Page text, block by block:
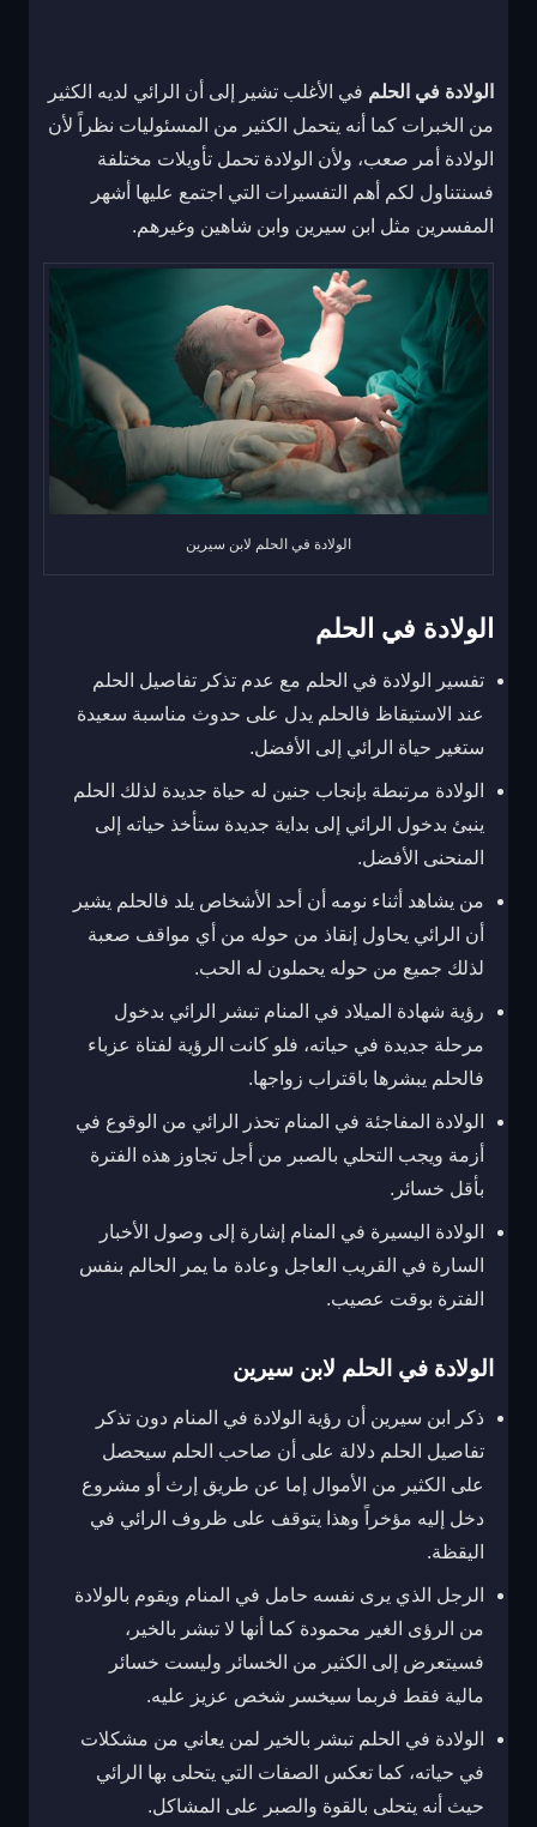
الولادة في الحلم في الأغلب تشير إلى أن الرائي لديه الكثير
من الخبرات كما أنه يتحمل الكثير من المسئوليات نظراً لأن
الولادة أمر صعب، ولأن الولادة تحمل تأويلات مختلفة
فسنتناول لكم أهم التفسيرات التي اجتمع عليها أشهر
المفسرين مثل ابن سيرين وابن شاهين وغيرهم.
الولادة في الحلم لابن سيرين
الولادة في الحلم
تفسير الولادة في الحلم مع عدم تذكر تفاصيل الحلم
عند الاستيقاظ فالحلم يدل على حدوث مناسبة سعيدة
ستغير حياة الرائي إلى الأفضل.
الولادة مرتبطة بإنجاب جنين له حياة جديدة لذلك الحلم
ينبئ بدخول الرائي إلى بداية جديدة ستأخذ حياته إلى
المنحنى الأفضل.
من يشاهد أثناء نومه أن أحد الأشخاص يلد فالحلم يشير
أن الرائي يحاول إنقاذ من حوله من أي مواقف صعبة
لذلك جميع من حوله يحملون له الحب.
رؤية شهادة الميلاد في المنام تبشر الرائي بدخول
مرحلة جديدة في حياته، فلو كانت الرؤية لفتاة عزباء
فالحلم يبشرها باقتراب زواجها.
الولادة المفاجئة في المنام تحذر الرائي من الوقوع في
أزمة ويجب التحلي بالصبر من أجل تجاوز هذه الفترة
بأقل خسائر.
الولادة اليسيرة في المنام إشارة إلى وصول الأخبار
السارة في القريب العاجل وعادة ما يمر الحالم بنفس
الفترة بوقت عصيب.
الولادة في الحلم لابن سيرين
ذكر ابن سيرين أن رؤية الولادة في المنام دون تذكر
تفاصيل الحلم دلالة على أن صاحب الحلم سيحصل
على الكثير من الأموال إما عن طريق إرث أو مشروع
دخل إليه مؤخراً وهذا يتوقف على ظروف الرائي في
اليقظة.
الرجل الذي يرى نفسه حامل في المنام ويقوم بالولادة
من الرؤى الغير محمودة كما أنها لا تبشر بالخير،
فسيتعرض إلى الكثير من الخسائر وليست خسائر
مالية فقط فربما سيخسر شخص عزيز عليه.
الولادة في الحلم تبشر بالخير لمن يعاني من مشكلات
في حياته، كما تعكس الصفات التي يتحلى بها الرائي
حيث أنه يتحلى بالقوة والصبر على المشاكل.